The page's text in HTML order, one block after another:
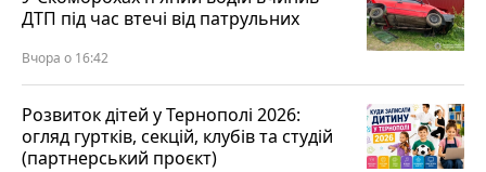
ДТП під час втечі від патрульних
Вчора о 16:42
Розвиток дітей у Тернополі 2026:
огляд гуртків, секцій, клубів та студій
(партнерський проєкт)